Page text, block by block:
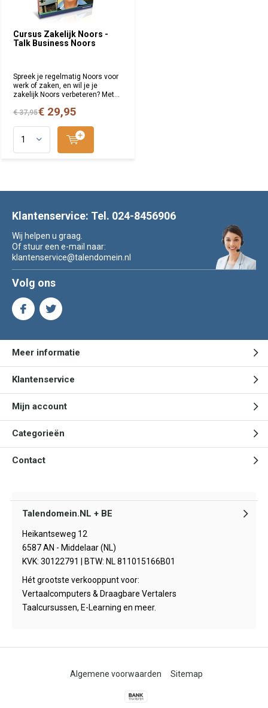
Cursus Zakelijk Noors -
Talk Business Noors
Spreek je regelmatig Noors voor
werk of zaken, en wil je je
zakelijk Noors verbeteren? Met...
€ 37,95€ 29,95
Klantenservice: Tel. 024-8456906
Wij helpen u graag.
Of stuur een e-mail naar:
klantenservice@talendomein.nl
Volg ons
Meer informatie
Klantenservice
Mijn account
Categorieën
Contact
Talendomein.NL + BE
Heikantseweg 12
6587 AN - Middelaar (NL)
KVK: 30122791 | BTW: NL 811015166B01
Hét grootste verkooppunt voor:
Vertaalcomputers & Draagbare Vertalers
Taalcursussen, E-Learning en meer.
Algemene voorwaarden Sitemap